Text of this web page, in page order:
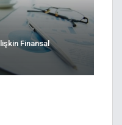
Finansal